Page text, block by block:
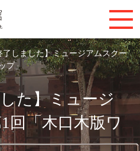
了しました】ミュージアムスクー
プ」
た】ミュージ
回「木口木版ワ